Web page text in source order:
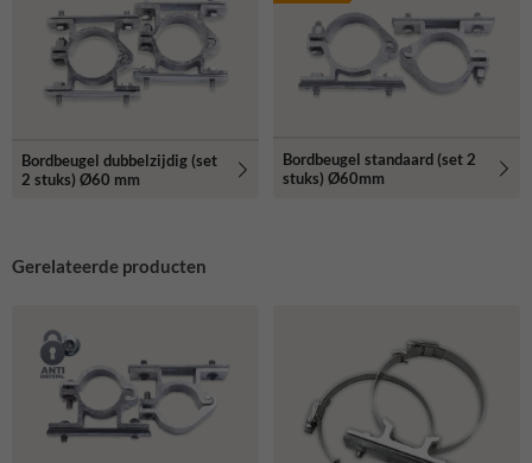
Bordbeugel dubbelzijdig (set
2 stuks) Ø60 mm
Bordbeugel standaard (set 2
stuks) Ø60mm
Gerelateerde producten